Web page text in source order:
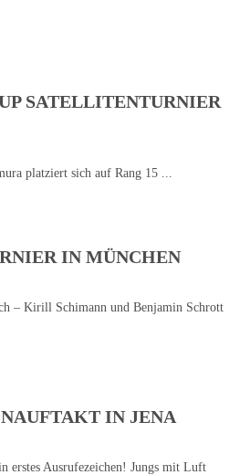
SATELLITENTURNIER
platziert sich auf Rang 15 ...
IN MÜNCHEN
– Kirill Schimann und Benjamin Schrott
IN JENA
erstes Ausrufezeichen! Jungs mit Luft